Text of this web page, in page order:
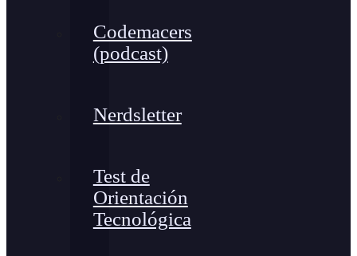
Codemacers
(podcast)
Nerdsletter
Test de
Orientación
Tecnológica